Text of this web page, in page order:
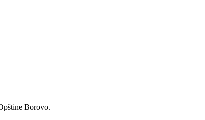
Borovo.